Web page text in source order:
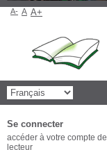
A- A A+
Se connecter
accéder à votre compte de
lecteur